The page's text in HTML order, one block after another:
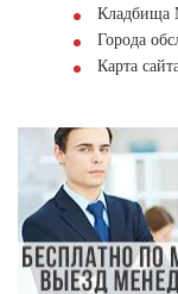
Кладбища
Города
Карта